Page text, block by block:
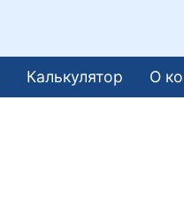
Калькулятор О